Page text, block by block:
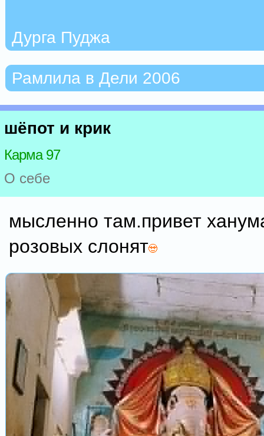
Дурга Пуджа
Рамлила в Дели 2006
шёпот и крик
Карма 97
О себе
мысленно там.привет
розовых слонят